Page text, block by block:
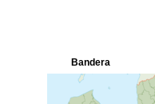
Bandera